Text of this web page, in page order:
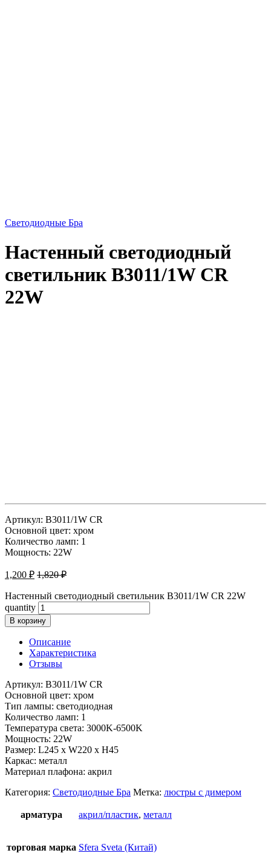
Светодиодные Бра
Настенный светодиодный
светильник B3011/1W CR
22W
Артикул: B3011/1W CR
Основной цвет: хром
Количество ламп: 1
Мощность: 22W
1,200 ₽ 1,820₽
Настенный светодиодный светильник B3011/1W CR 22W
quantity
В корзину
Описание
Характеристика
Отзывы
Артикул: B3011/1W CR
Основной цвет: хром
Тип лампы: светодиодная
Количество ламп: 1
Температура света: 3000K-6500K
Мощность: 22W
Размер: L245 x W220 x H45
Каркас: металл
Материал плафона: акрил
Категория: Светодиодные Бра Метка: люстры с димером
арматура акрил/пластик, металл
торговая марка Sfera Sveta (Китай)